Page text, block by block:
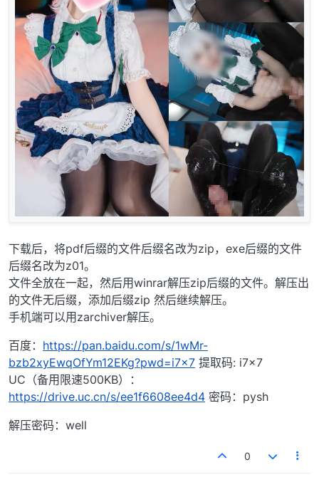
下载后，将pdf后缀的文件后缀名改为zip，exe后缀的文件
后缀名改为z01。
文件全放在一起，然后用winrar解压zip后缀的文件。解压出
的文件无后缀，添加后缀zip 然后继续解压。
手机端可以用zarchiver解压。
百度： https://pan.baidu.com/s/1wMr-
bzb2xyEwqOfYm12EKg?pwd=i7x7 提取码: i7x7
UC（备用限速500KB）：
https://drive.uc.cn/s/ee1f6608ee4d4 密码：pysh
解压密码：well
0